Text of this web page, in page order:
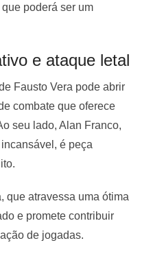
poderá ser um
e ataque letal
Fausto Vera pode abrir
combate que oferece
seu lado, Alan Franco,
é peça
que atravessa uma ótima
e promete contribuir
de jogadas.